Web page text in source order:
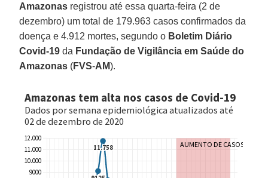
Amazonas registrou até essa quarta-feira (2 de
dezembro) um total de 179.963 casos confirmados da
doença e 4.912 mortes, segundo o Boletim Diário
Covid-19 da Fundação de Vigilância em Saúde do
Amazonas (FVS-AM).